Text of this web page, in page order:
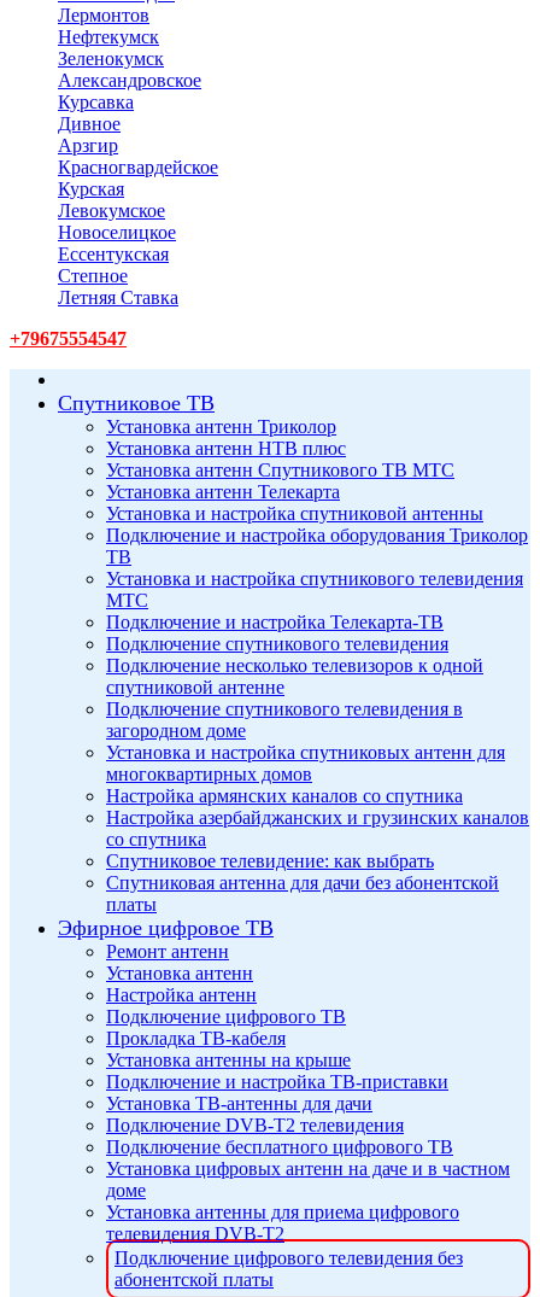
Лермонтов
Нефтекумск
Зеленокумск
Александровское
Курсавка
Дивное
Арзгир
Красногвардейское
Курская
Левокумское
Новоселицкое
Ессентукская
Степное
Летняя Ставка
+79675554547
Спутниковое ТВ
Установка антенн Триколор
Установка антенн НТВ плюс
Установка антенн Спутникового ТВ МТС
Установка антенн Телекарта
Установка и настройка спутниковой антенны
Подключение и настройка оборудования Триколор
ТВ
Установка и настройка спутникового телевидения
МТС
Подключение и настройка Телекарта-ТВ
Подключение спутникового телевидения
Подключение несколько телевизоров к одной
спутниковой антенне
Подключение спутникового телевидения в
загородном доме
Установка и настройка спутниковых антенн для
многоквартирных домов
Настройка армянских каналов со спутника
Настройка азербайджанских и грузинских каналов
со спутника
Спутниковое телевидение: как выбрать
Спутниковая антенна для дачи без абонентской
платы
Эфирное цифровое ТВ
Ремонт антенн
Установка антенн
Настройка антенн
Подключение цифрового ТВ
Прокладка ТВ-кабеля
Установка антенны на крыше
Подключение и настройка ТВ-приставки
Установка ТВ-антенны для дачи
Подключение DVB-T2 телевидения
Подключение бесплатного цифрового ТВ
Установка цифровых антенн на даче и в частном
доме
Установка антенны для приема цифрового
телевидения DVB-T2
Подключение цифрового телевидения без
абонентской платы